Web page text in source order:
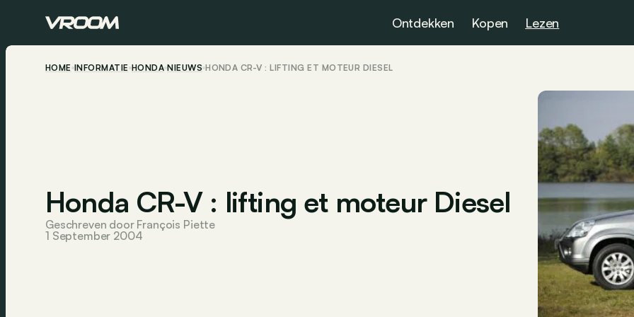
Ontdekken Kopen Lezen
HOME INFORMATIE HONDA NIEUWS HONDA CR-V : LIFTING ET MOTEUR DIESEL
Honda CR-V : lifting et moteur Diesel
Geschreven door François Piette
1 September 2004